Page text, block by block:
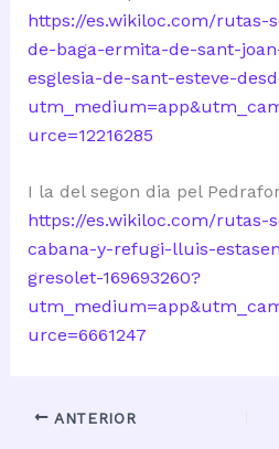
https://es.wikiloc.com/rutas-
de-baga-ermita-de-sant-
esglesia-de-sant-esteve-
urce=12216285
I la del segon dia pel
https://es.wikiloc.com/rutas-
cabana-y-refugi-lluis-
gresolet-169693260?
urce=6661247
ANTERIOR